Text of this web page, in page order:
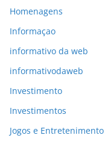
Homenagens
Informaçao
informativo da web
informativodaweb
Investimento
Investimentos
Jogos e Entretenimento